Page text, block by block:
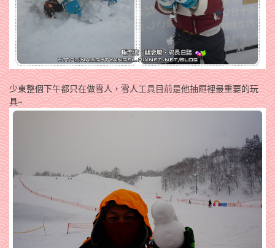
少東整個下午都只在做雪人，雪人工具目前是他抽屜裡最重要的玩
具~